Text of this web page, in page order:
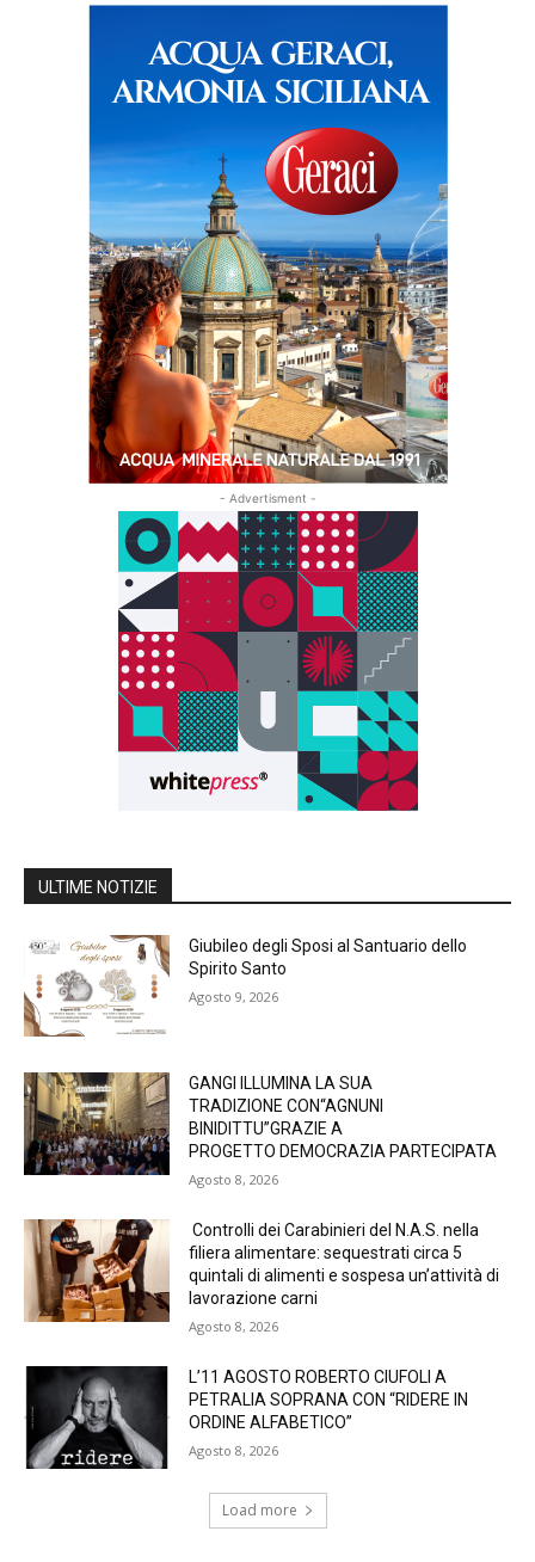
- Advertisment -
ULTIME NOTIZIE
Giubileo degli Sposi al Santuario dello
Spirito Santo
Agosto 9, 2026
GANGI ILLUMINA LA SUA
TRADIZIONE CON“AGNUNI
BINIDITTU”GRAZIE A
PROGETTO DEMOCRAZIA PARTECIPATA
Agosto 8, 2026
Controlli dei Carabinieri del N.A.S. nella
filiera alimentare: sequestrati circa 5
quintali di alimenti e sospesa un’attività di
lavorazione carni
Agosto 8, 2026
L’11 AGOSTO ROBERTO CIUFOLI A
PETRALIA SOPRANA CON “RIDERE IN
ORDINE ALFABETICO”
Agosto 8, 2026
Load more